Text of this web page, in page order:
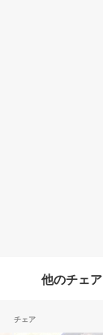
他のチェア
チェア